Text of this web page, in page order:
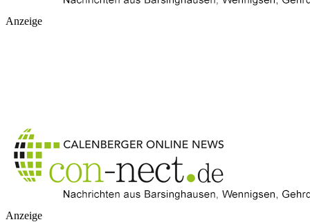
Anzeige
Anzeige